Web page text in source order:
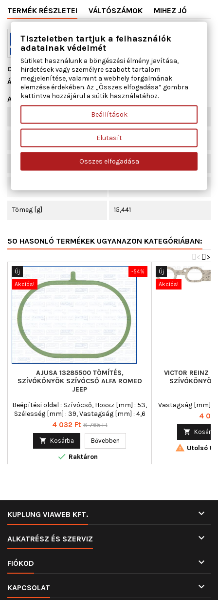
TERMÉK RÉSZLETEI VÁLTÓSZÁMOK MIHEZ JÓ
Cikkszám13080900
ÁllapotÚj
Adatlap
0,35
75
Szívócső
Tömeg [g] 15,441
50 HASONLÓ TERMÉKEK UGYANAZON KATEGÓRIÁBAN:
>
<
-54%
Új
Akciós!
AJUSA 13285500 TÖMÍTÉS,
SZÍVÓKÖNYÖK SZÍVÓCSŐ ALFA ROMEO
JEEP
Beépítési oldal : Szívócső, Hossz [mm] : 53,
Szélesség [mm] : 39, Vastagság [mm] : 4,6
Ár
4 032 Ft Normál
8 765 Ft
 Kosárba Bővebben
 Raktáron
Új
Akciós!
VICTOR REINZ
SZÍVÓKÖNYÖK
Vastagság [mm] :
Ár
4 011
 Kosárba
 Utolsó
KUPLUNG VIAWEB KFT. 
ALKATRÉSZ ÉS SZERVIZ 
FIÓKOD 
KAPCSOLAT 
Tiszteletben tartjuk a felhasználók
adatainak védelmét
Sütiket használunk a böngészési élmény javítása,
hirdetések vagy személyre szabott tartalom
megjelenítése, valamint a webhely forgalmának
elemzése érdekében. Az „Összes elfogadása” gombra
kattintva hozzájárul a sütik használatához.
Beállítások
Elutasít
Összes elfogadása